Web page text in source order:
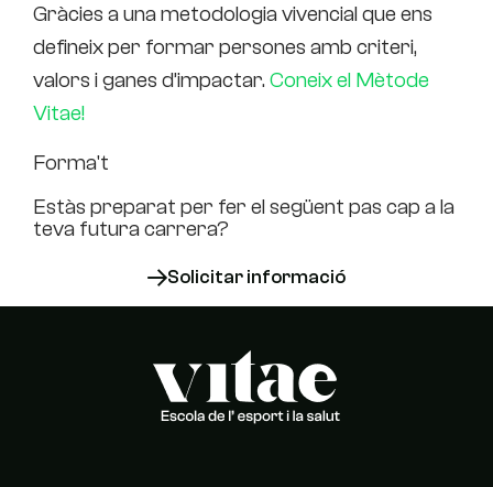
Gràcies a una metodologia vivencial que ens
defineix per formar persones amb criteri,
valors i ganes d’impactar.Coneix el Mètode
Vitae!
Forma't
Estàs preparat per fer el següent pas cap a la
teva futura carrera?
Solicitar informació